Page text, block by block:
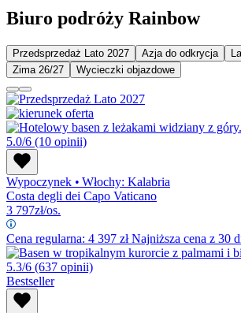
Biuro podróży Rainbow
Przedsprzedaż Lato 2027 Azja do odkrycja
Zima 26/27
Wycieczki objazdowe
5.0/6 (10 opinii)
Wypoczynek • Włochy: Kalabria
Costa degli dei Capo Vaticano
3 797zł/os.
Cena regularna: 4 397 złNajniższa cena z 30
5.3/6 (637 opinii)
Bestseller